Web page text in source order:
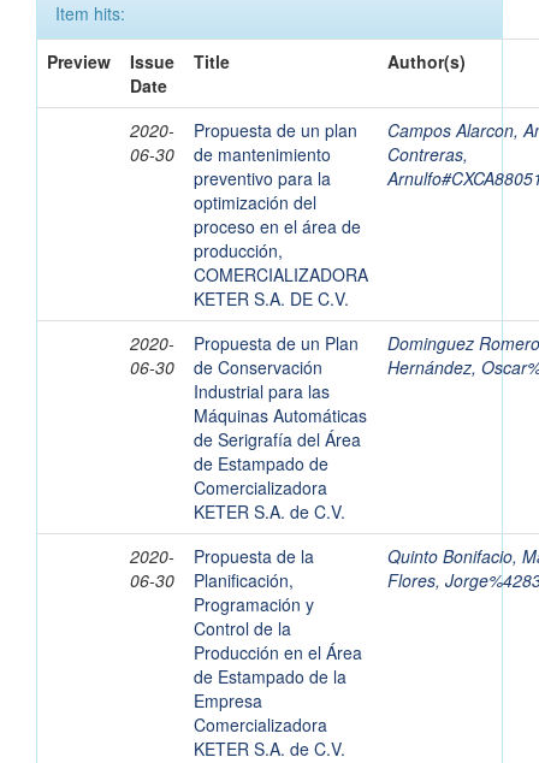
Item hits:
Preview
Issue
Date
Title Author(s)
2020-
06-30
Propuesta de un plan
de mantenimiento
preventivo para la
optimización del
proceso en el área de
producción,
COMERCIALIZADORA
KETER S.A. DE C.V.
Campos Alarcon,
Contreras,
2020-
06-30
Propuesta de un Plan
de Conservación
Industrial para las
Máquinas Automáticas
de Serigrafía del Área
de Estampado de
Comercializadora
KETER S.A. de C.V.
Dominguez
Hernández,
2020-
06-30
Propuesta de la
Planificación,
Programación y
Control de la
Producción en el Área
de Estampado de la
Empresa
Comercializadora
KETER S.A. de C.V.
Quinto Bonifacio,
Flores,